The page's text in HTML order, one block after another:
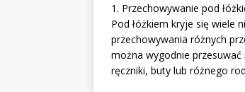
1. Przechowywanie pod
Pod łóżkiem kryje się wiele
przechowywania różnych
można wygodnie
ręczniki, buty lub różnego